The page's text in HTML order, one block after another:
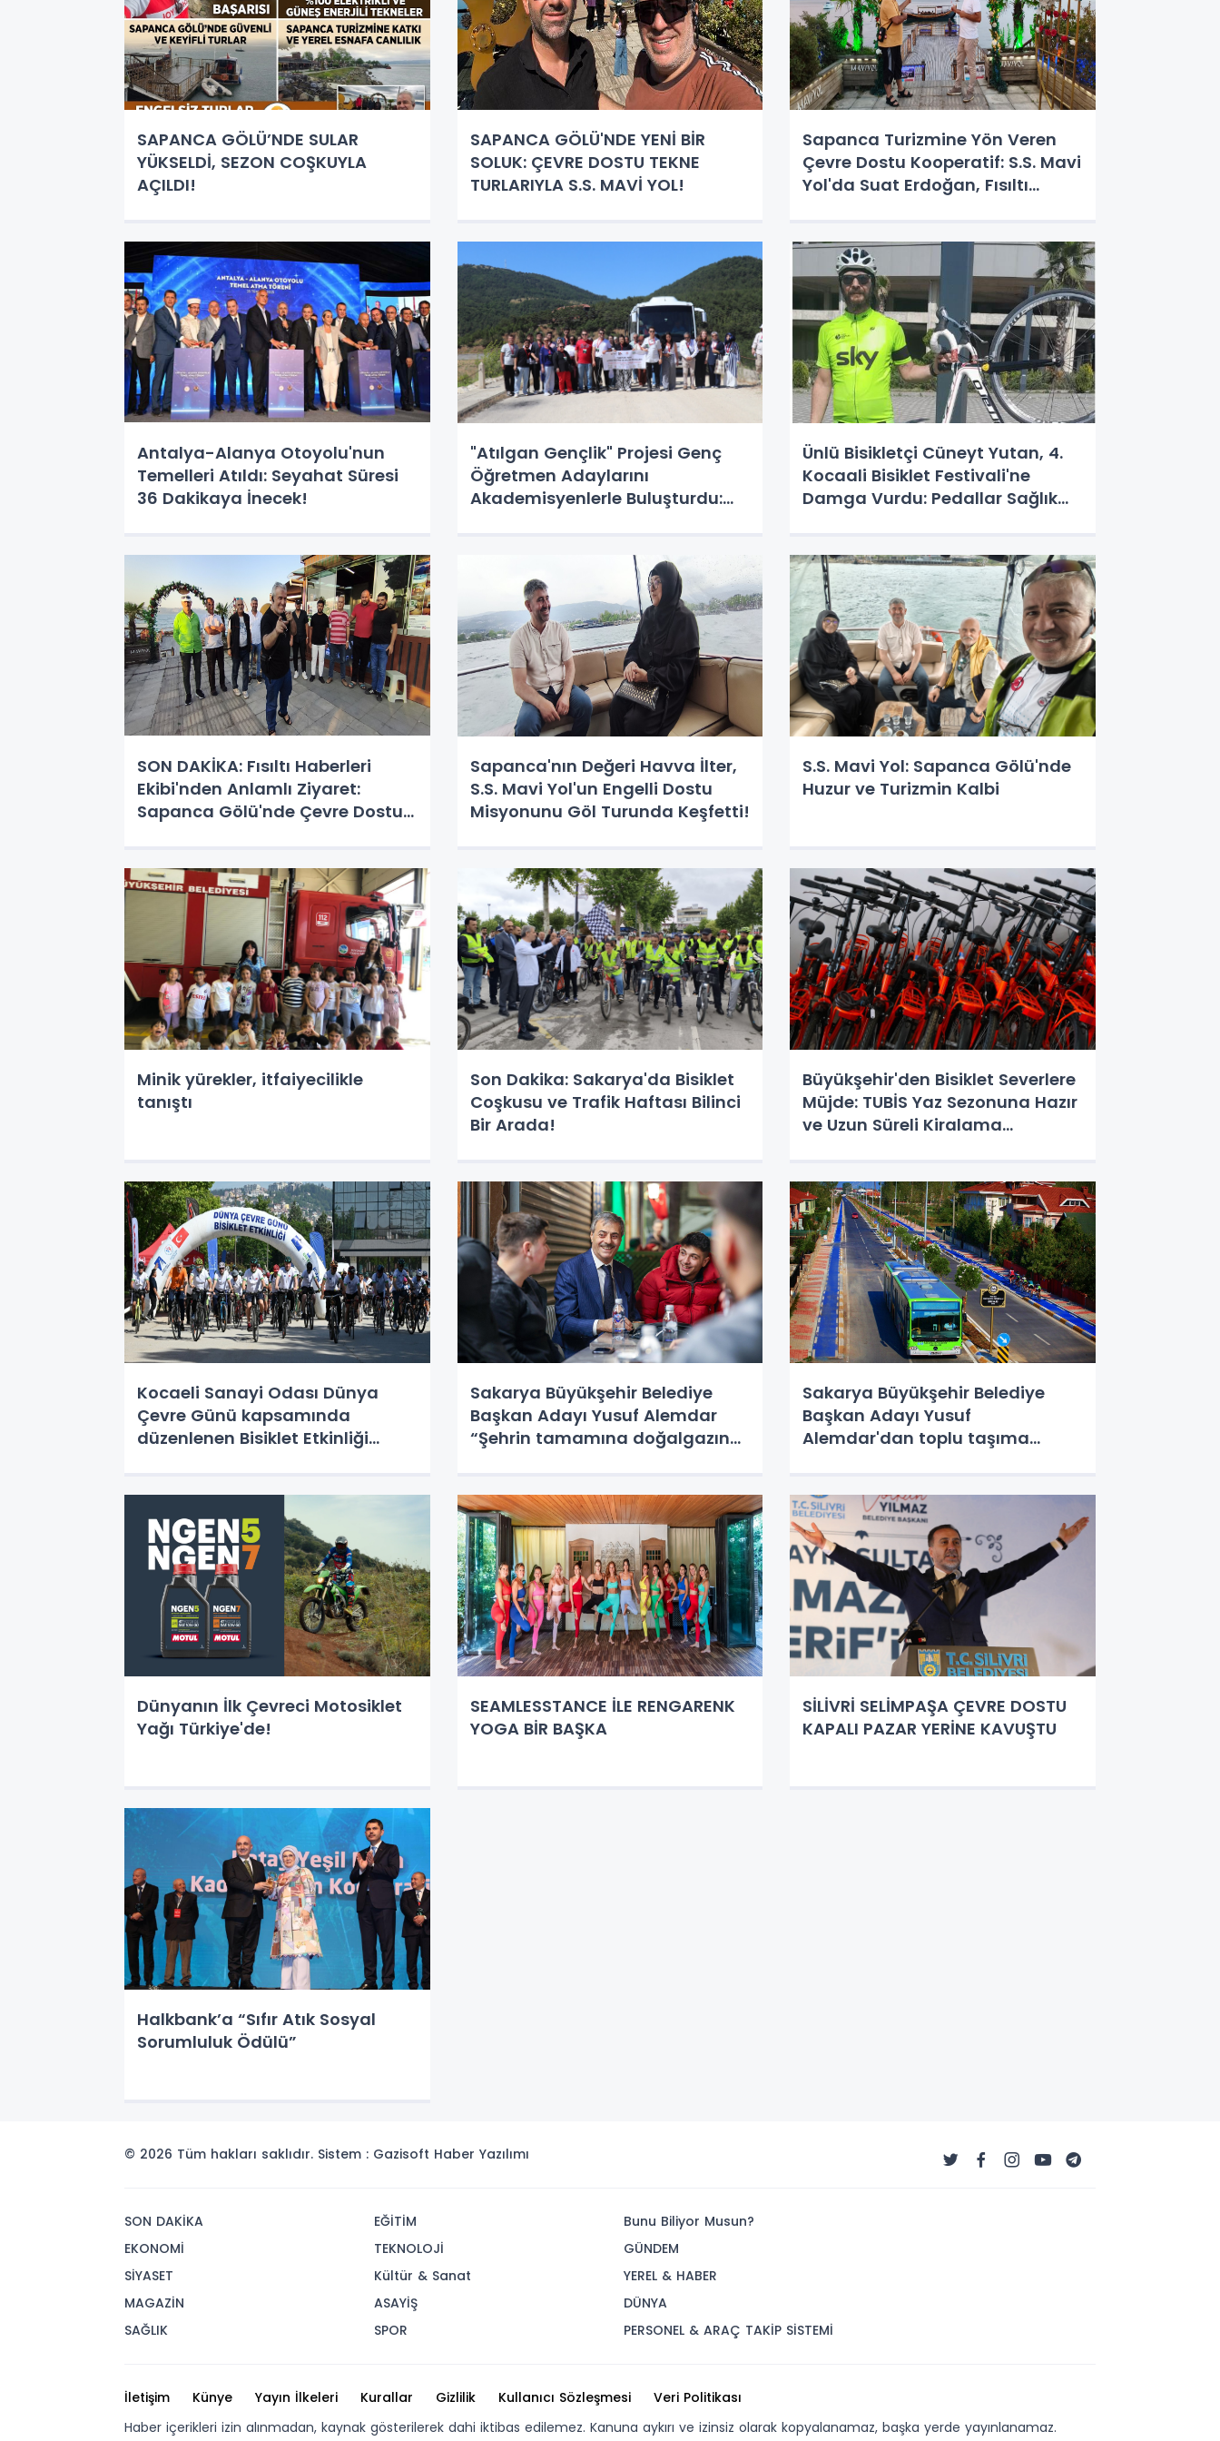
SAPANCA GÖLÜ’NDE SULAR
YÜKSELDİ, SEZON COŞKUYLA
AÇILDI!
SAPANCA GÖLÜ'NDE YENİ BİR
SOLUK: ÇEVRE DOSTU TEKNE
TURLARIYLA S.S. MAVİ YOL!
Sapanca Turizmine Yön Veren
Çevre Dostu Kooperatif: S.S. Mavi
Yol'da Suat Erdoğan, Fısıltı
Geldi
Antalya-Alanya Otoyolu'nun
Temelleri Atıldı: Seyahat Süresi
36 Dakikaya İnecek!
"Atılgan Gençlik" Projesi Genç
Öğretmen Adaylarını
Akademisyenlerle Buluşturdu:
Ünlü Bisikletçi Cüneyt Yutan, 4.
Kocaali Bisiklet Festivali'ne
Damga Vurdu: Pedallar Sağlık
SON DAKİKA: Fısıltı Haberleri
Ekibi'nden Anlamlı Ziyaret:
Sapanca Gölü'nde Çevre Dostu
Sapanca'nın Değeri Havva İlter,
S.S. Mavi Yol'un Engelli Dostu
Misyonunu Göl Turunda Keşfetti!
S.S. Mavi Yol: Sapanca Gölü'nde
Huzur ve Turizmin Kalbi
Minik yürekler, itfaiyecilikle
tanıştı
Son Dakika: Sakarya'da Bisiklet
Coşkusu ve Trafik Haftası Bilinci
Bir Arada!
Büyükşehir'den Bisiklet Severlere
Müjde: TUBİS Yaz Sezonuna Hazır
ve Uzun Süreli Kiralama
Kocaeli Sanayi Odası Dünya
Çevre Günü kapsamında
düzenlenen Bisiklet Etkinliği
Sakarya Büyükşehir Belediye
Başkan Adayı Yusuf Alemdar
“Şehrin tamamına doğalgazın
Sakarya Büyükşehir Belediye
Başkan Adayı Yusuf
Alemdar'dan toplu taşıma
Dünyanın İlk Çevreci Motosiklet
Yağı Türkiye'de!
SEAMLESSTANCE İLE RENGARENK
YOGA BİR BAŞKA
SİLİVRİ SELİMPAŞA ÇEVRE DOSTU
KAPALI PAZAR YERİNE KAVUŞTU
Halkbank’a “Sıfır Atık Sosyal
Sorumluluk Ödülü”
© 2026 Tüm hakları saklıdır. Sistem : Gazisoft Haber Yazılımı
SON DAKİKA
EKONOMİ
SİYASET
MAGAZİN
SAĞLIK
EĞİTİM
TEKNOLOJİ
Kültür & Sanat
ASAYİŞ
SPOR
Bunu Biliyor Musun?
GÜNDEM
YEREL & HABER
DÜNYA
PERSONEL & ARAÇ TAKİP SİSTEMİ
İletişim Künye Yayın İlkeleri Kurallar Gizlilik Kullanıcı Sözleşmesi
Veri Politikası
Haber içerikleri izin alınmadan, kaynak gösterilerek dahi iktibas edilemez. Kanuna aykırı ve izinsiz olarak kopyalanamaz, başka yerde yayınlanamaz.